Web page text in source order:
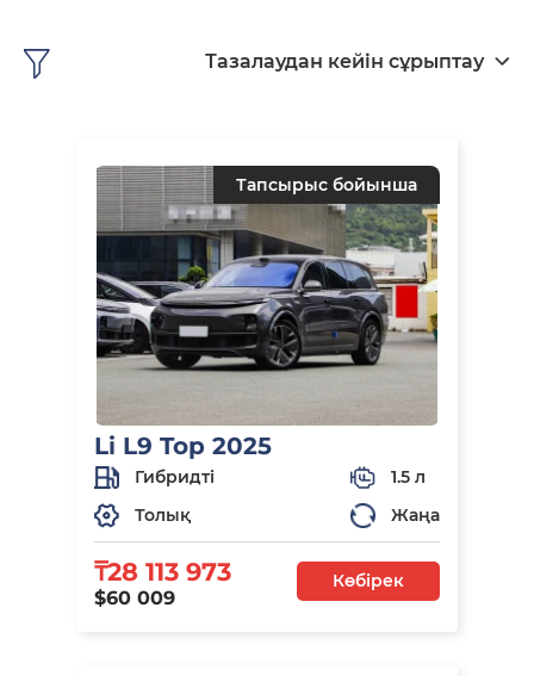
Тазалаудан кейін сұрыптау
Тапсырыс бойынша
Li L9 Top 2025
Гибридті
1.5 л
Толық
Жаңа
₸28 113 973
$60 009
Көбірек